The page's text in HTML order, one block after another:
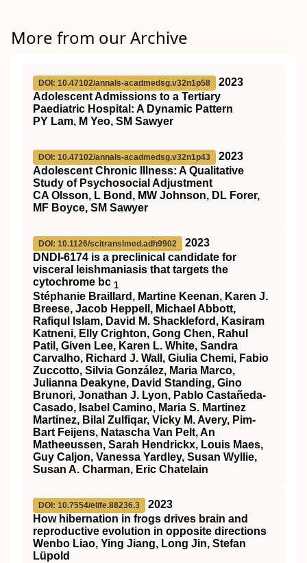
More from our Archive
DOI: 10.47102/annals-acadmedsg.v32n1p58
2023
Adolescent Admissions to a Tertiary
Paediatric Hospital: A Dynamic Pattern
PY Lam, M Yeo, SM Sawyer
DOI: 10.47102/annals-acadmedsg.v32n1p43
2023
Adolescent Chronic Illness: A Qualitative
Study of Psychosocial Adjustment
CA Olsson, L Bond, MW Johnson, DL Forer,
MF Boyce, SM Sawyer
DOI: 10.1126/scitranslmed.adh9902
2023
DNDI-6174 is a preclinical candidate for
visceral leishmaniasis that targets the
cytochrome bc 1
Stéphanie Braillard, Martine Keenan, Karen J.
Breese, Jacob Heppell, Michael Abbott,
Rafiqul Islam, David M. Shackleford, Kasiram
Katneni, Elly Crighton, Gong Chen, Rahul
Patil, Given Lee, Karen L. White, Sandra
Carvalho, Richard J. Wall, Giulia Chemi, Fabio
Zuccotto, Silvia González, Maria Marco,
Julianna Deakyne, David Standing, Gino
Brunori, Jonathan J. Lyon, Pablo Castañeda-
Casado, Isabel Camino, Maria S. Martinez
Martinez, Bilal Zulfiqar, Vicky M. Avery, Pim-
Bart Feijens, Natascha Van Pelt, An
Matheeussen, Sarah Hendrickx, Louis Maes,
Guy Caljon, Vanessa Yardley, Susan Wyllie,
Susan A. Charman, Eric Chatelain
DOI: 10.7554/elife.88236.3
2023
How hibernation in frogs drives brain and
reproductive evolution in opposite directions
Wenbo Liao, Ying Jiang, Long Jin, Stefan
Lüpold